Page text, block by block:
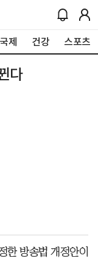
국제 건강 스포츠
다
한 방송법 개정안이